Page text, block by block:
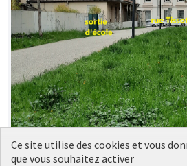
Ce site utilise des cookies et vous
que vous souhaitez activer